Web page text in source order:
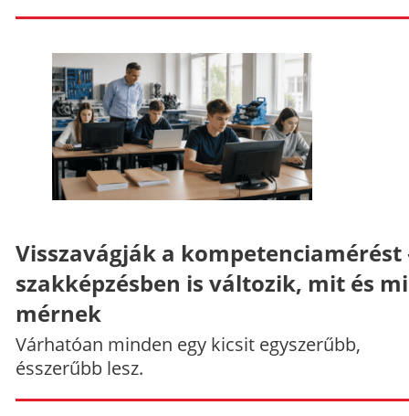
Visszavágják a kompetenciamérést
szakképzésben is változik, mit és
mérnek
Várhatóan minden egy kicsit egyszerűbb,
ésszerűbb lesz.